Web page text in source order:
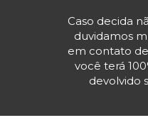
Caso decida
duvidamos
em contato
você terá
devolvido